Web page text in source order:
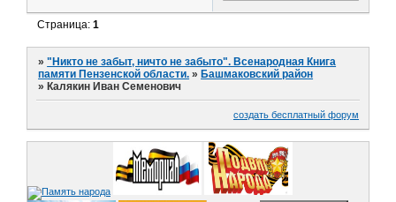
Страница:1
»"Никто не забыт, ничто не забыто". Всенародная Книга
памяти Пензенской области. » Башмаковский район
» Калякин Иван Семенович
создать бесплатный форум